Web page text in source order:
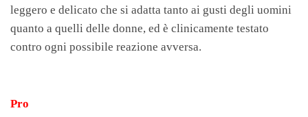
leggero e delicato che si adatta tanto ai gusti degli uomini
quanto a quelli delle donne, ed è clinicamente testato
contro ogni possibile reazione avversa.
Pro